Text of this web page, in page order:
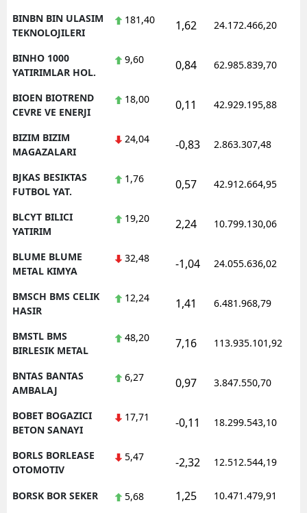
BINBN BIN ULASIM
TEKNOLOJILERI
181,40 1,62 24.172.466,20
BINHO 1000
YATIRIMLAR HOL.
9,60 0,84 62.985.839,70
BIOEN BIOTREND
CEVRE VE ENERJI
18,00 0,11 42.929.195,88
BIZIM BIZIM
MAGAZALARI
24,04 -0,83 2.863.307,48
BJKAS BESIKTAS
FUTBOL YAT.
1,76 0,57 42.912.664,95
BLCYT BILICI
YATIRIM
19,20 2,24 10.799.130,06
BLUME BLUME
METAL KIMYA
32,48 -1,04 24.055.636,02
BMSCH BMS CELIK
HASIR
12,24 1,41 6.481.968,79
BMSTL BMS
BIRLESIK METAL
48,20 7,16 113.935.101,92
BNTAS BANTAS
AMBALAJ
6,27 0,97 3.847.550,70
BOBET BOGAZICI
BETON SANAYI
17,71 -0,11 18.299.543,10
BORLS BORLEASE
OTOMOTIV
5,47 -2,32 12.512.544,19
BORSK BOR SEKER 5,68 1,25 10.471.479,91